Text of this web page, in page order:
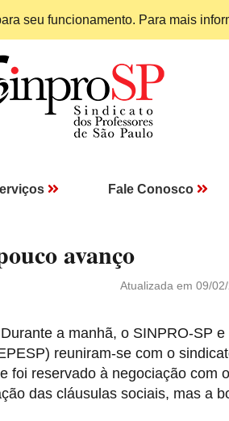
seu funcionamento. Para mais
Fale Conosco
avanço
Atualizada em 09/
a manhã, o SINPRO-SP e
reuniram-se com o
foi reservado à negociação com
das cláusulas sociais, mas a